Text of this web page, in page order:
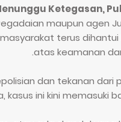
Ketegasan,
maupun agen
terus dihantui
atas keamanan
dan tekanan dari
kasus ini kini memasuki